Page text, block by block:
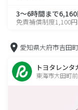
3～6時間まで
免責補償制度1,100円
愛知県大府市吉田
トヨタレン
東海市大田町